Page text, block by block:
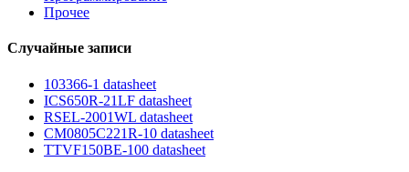
Прочее
Случайные записи
103366-1 datasheet
ICS650R-21LF datasheet
RSEL-2001WL datasheet
CM0805C221R-10 datasheet
TTVF150BE-100 datasheet